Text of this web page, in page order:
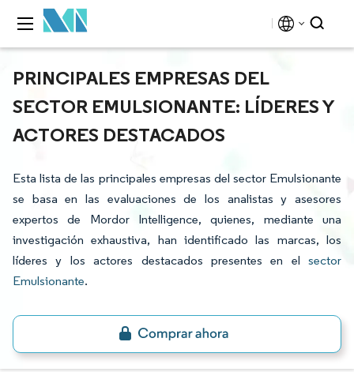
PRINCIPALES EMPRESAS DEL
SECTOR EMULSIONANTE: LÍDERES Y
ACTORES DESTACADOS
Esta lista de las principales empresas del sector Emulsionante
se basa en las evaluaciones de los analistas y asesores
expertos de Mordor Intelligence, quienes, mediante una
investigación exhaustiva, han identificado las marcas, los
líderes y los actores destacados presentes en el sector
Emulsionante.